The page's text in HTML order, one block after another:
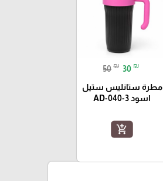
50 ₪ 30 ₪
مطرة ستانليس ستيل
اسود AD-040-3
add_shopping_cart